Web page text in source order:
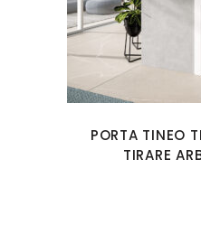
PORTA TINEO
TIRARE